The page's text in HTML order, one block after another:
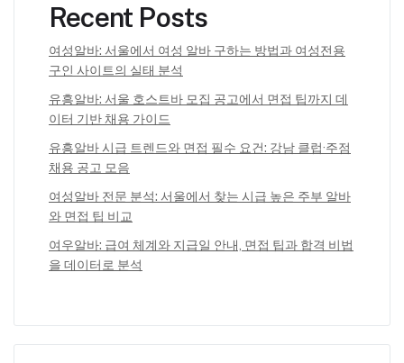
Recent Posts
여성알바: 서울에서 여성 알바 구하는 방법과 여성전용
구인 사이트의 실태 분석
유흥알바: 서울 호스트바 모집 공고에서 면접 팁까지 데
이터 기반 채용 가이드
유흥알바 시급 트렌드와 면접 필수 요건: 강남 클럽·주점
채용 공고 모음
여성알바 전문 분석: 서울에서 찾는 시급 높은 주부 알바
와 면접 팁 비교
여우알바: 급여 체계와 지급일 안내, 면접 팁과 합격 비법
을 데이터로 분석